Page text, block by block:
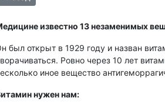
известно 13 незаменимых
был открыт в 1929 году и назван
Ровно через 10 лет
иное вещество
нужен нам: